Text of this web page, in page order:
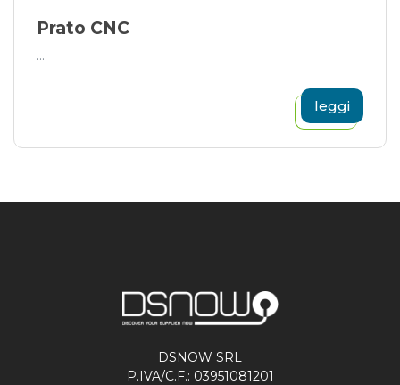
Prato CNC
...
leggi
DSNOW SRL
P.IVA/C.F.: 03951081201